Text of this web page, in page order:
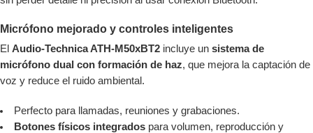
Micrófono mejorado y controles inteligentes
El Audio-Technica ATH-M50xBT2 incluye un sistema de
micrófono dual con formación de haz, que mejora la captación de
voz y reduce el ruido ambiental.
Perfecto para llamadas, reuniones y grabaciones.
Botones físicos integradospara volumen, reproducción y